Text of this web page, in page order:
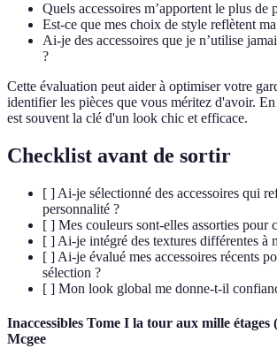
Quels accessoires m’apportent le plus de
Est-ce que mes choix de style reflètent
Ai-je des accessoires que je n’utilise
?
Cette évaluation peut aider à optimiser votre
identifier les pièces que vous méritez d'avoir.
est souvent la clé d'un look chic et efficace.
Checklist avant de sortir
[ ] Ai-je sélectionné des accessoires qui
personnalité ?
[ ] Mes couleurs sont-elles assorties pour
[ ] Ai-je intégré des textures différentes à
[ ] Ai-je évalué mes accessoires récents
sélection ?
[ ] Mon look global me donne-t-il
Inaccessibles Tome I la tour aux mille
Mcgee